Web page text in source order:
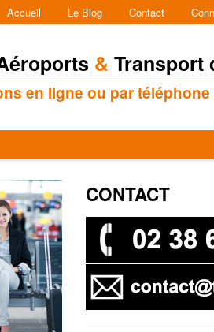
Accueil Le Blog Contact
& Transport
en ligne ou par téléphone
CONTACT